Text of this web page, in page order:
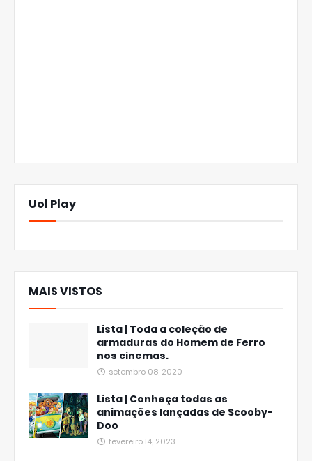
Uol Play
MAIS VISTOS
Lista | Toda a coleção de
armaduras do Homem de Ferro
nos cinemas.
setembro 08, 2020
Lista | Conheça todas as
animações lançadas de Scooby-
Doo
fevereiro 14, 2023